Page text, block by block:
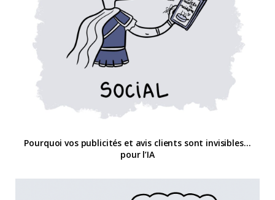
Pourquoi vos publicités et avis clients sont invisibles…
pour l’IA